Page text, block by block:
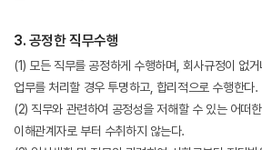
3. 공정한 직무수행
(1) 모든 직무를 공정하게 수행하며, 회사규정이 없
업무를 처리할 경우 투명하고, 합리적으로 수행한다.
(2) 직무와 관련하여 공정성을 저해할 수 있는 어떠
이해관계자로 부터 수취하지 않는다.